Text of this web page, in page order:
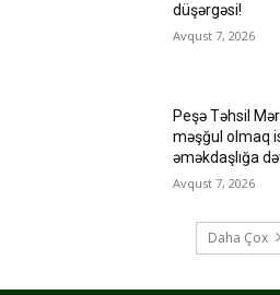
düşərgəsi!
Avqust 7, 2026
Peşə Təhsil
məşğul olmaq
əməkdaşlığa
Avqust 7, 2026
Daha Çox